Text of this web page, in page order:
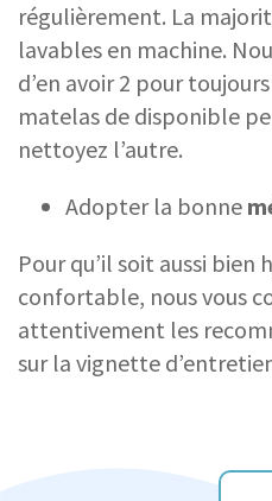
régulièrement. La
lavables en machine.
d’en avoir 2 pour
matelas de disponible
nettoyez l’autre.
Adopter la bonne
Pour qu’il soit aussi bien
confortable, nous vous
attentivement les
sur la vignette